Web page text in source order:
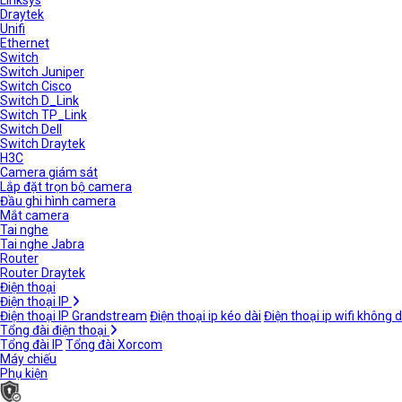
Draytek
Unifi
Ethernet
Switch
Switch Juniper
Switch Cisco
Switch D_Link
Switch TP_Link
Switch Dell
Switch Draytek
H3C
Camera giám sát
Lắp đặt trọn bộ camera
Đầu ghi hình camera
Mắt camera
Tai nghe
Tai nghe Jabra
Router
Router Draytek
Điện thoại
Điện thoại IP
Điện thoại IP Grandstream Điện thoại ip kéo dài Điện thoại ip wifi không
Tổng đài điện thoại
Tổng đài IP Tổng đài Xorcom
Máy chiếu
Phụ kiện